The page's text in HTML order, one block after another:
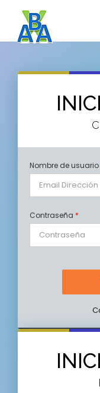
Nombre de usuario
Contraseña *